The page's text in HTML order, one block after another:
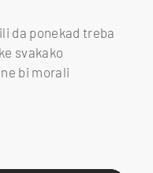
da ponekad treba
svakako
bi morali